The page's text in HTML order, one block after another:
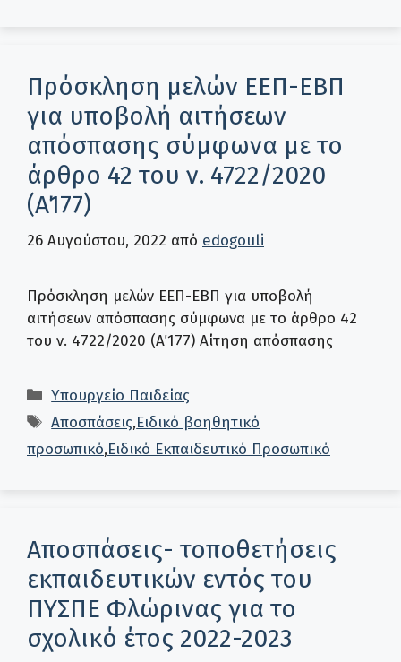
Πρόσκληση μελών ΕΕΠ-ΕΒΠ
για υποβολή αιτήσεων
απόσπασης σύμφωνα με το
άρθρο 42 του ν. 4722/2020
(Α΄177)
26 Αυγούστου, 2022 από edogouli
Πρόσκληση μελών ΕΕΠ-ΕΒΠ για υποβολή
αιτήσεων απόσπασης σύμφωνα με το άρθρο 42
του ν. 4722/2020 (Α΄177) Αίτηση απόσπασης
Κατηγορίες
Υπουργείο Παιδείας
Ετικέτες
Αποσπάσεις,Ειδικό βοηθητικό
προσωπικό,Ειδικό Εκπαιδευτικό Προσωπικό
Αποσπάσεις- τοποθετήσεις
εκπαιδευτικών εντός του
ΠΥΣΠΕ Φλώρινας για το
σχολικό έτος 2022-2023